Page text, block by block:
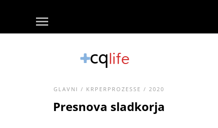
GLAVNI / KRPERPROZESSE / 2020
Presnova sladkorja